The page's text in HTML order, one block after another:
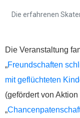
Die erfahrenen
Die Veranstaltung
„Freundschaften
mit geflüchteten
(gefördert von
„